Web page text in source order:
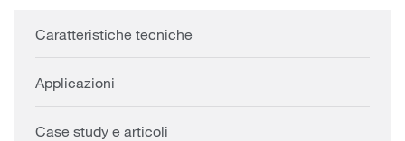
Caratteristiche tecniche
Applicazioni
Case study e articoli